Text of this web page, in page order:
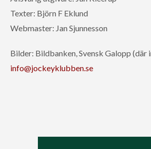
Texter: Björn F Eklund
Webmaster: Jan Sjunnesson
Bilder: Bildbanken, Svensk Galopp (där
info@jockeyklubben.se